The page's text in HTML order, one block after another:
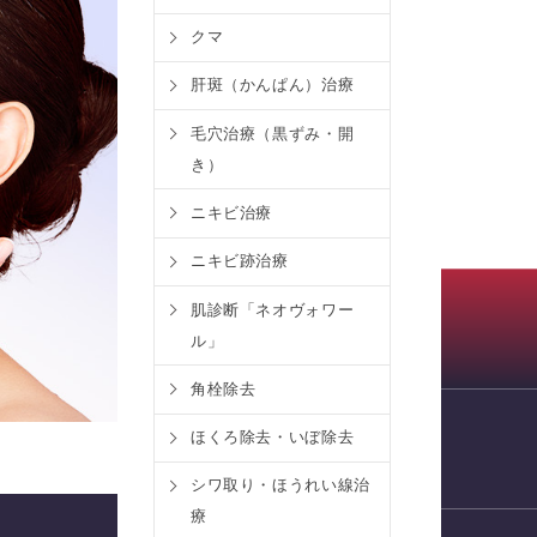
クマ
肝斑（かんぱん）治療
毛穴治療（黒ずみ・開
き）
ニキビ治療
ニキビ跡治療
肌診断「ネオヴォワー
ル」
角栓除去
ほくろ除去・いぼ除去
シワ取り・ほうれい線治
療